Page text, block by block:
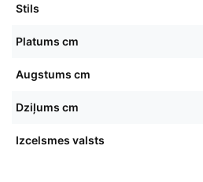
Stils
Platums cm
Augstums cm
Dziļums cm
Izcelsmes valsts